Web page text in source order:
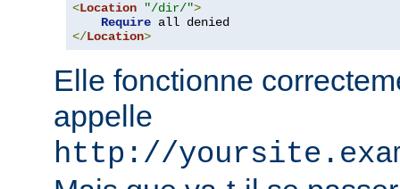
<Location "/dir/">
Require
</Location>
Elle fonctionne
appelle
http://